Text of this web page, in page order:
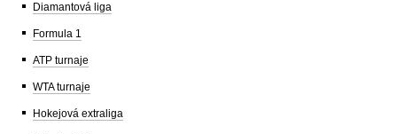
Diamantová liga
Formula 1
ATP turnaje
WTA turnaje
Hokejová extraliga